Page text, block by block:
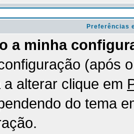
Preferências
a minha
(após
alterar clique em
do tema